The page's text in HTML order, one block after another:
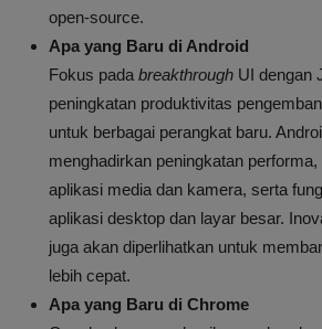
open-source.
Apa yang Baru di Android
Fokus pada breakthrough UI dengan
peningkatan produktivitas
untuk berbagai perangkat baru.
menghadirkan peningkatan
aplikasi media dan kamera, serta
aplikasi desktop dan layar besar.
juga akan diperlihatkan untuk
lebih cepat.
Apa yang Baru di Chrome